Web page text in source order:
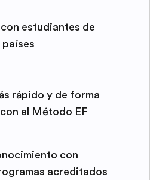
estudiantes de
países
rápido y de forma
el Método EF
con
acreditados